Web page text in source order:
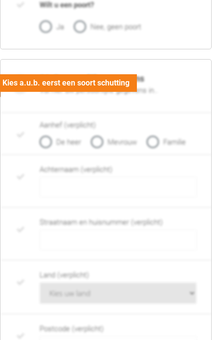
Wilt u een poort?
Ja Nee, geen poort
06. Persoonlijke gegevens
Vul hier uw persoonlijke gegevens in..
Aanhef (verplicht)
De heer
Mevrouw Familie
Achternaam (verplicht)
Straatnaam en huisnummer (verplicht)
Land (verplicht)
Postcode (verplicht)